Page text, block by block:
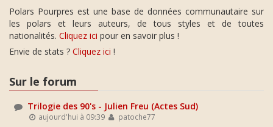
Polars Pourpres est une base de données communautaire sur
les polars et leurs auteurs, de tous styles et de toutes
nationalités. Cliquez ici pour en savoir plus !
Envie de stats ? Cliquez ici !
Sur le forum
Trilogie des 90's - Julien Freu (Actes Sud)
aujourd'hui à 09:39 patoche77